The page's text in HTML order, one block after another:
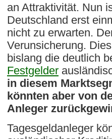
an Attraktivität. Nun
Deutschland erst
nicht zu erwarten.
Verunsicherung.
bislang die deutlich
Festgelder
in diesem
könnten aber von
Anleger
Tagesgeldanleger